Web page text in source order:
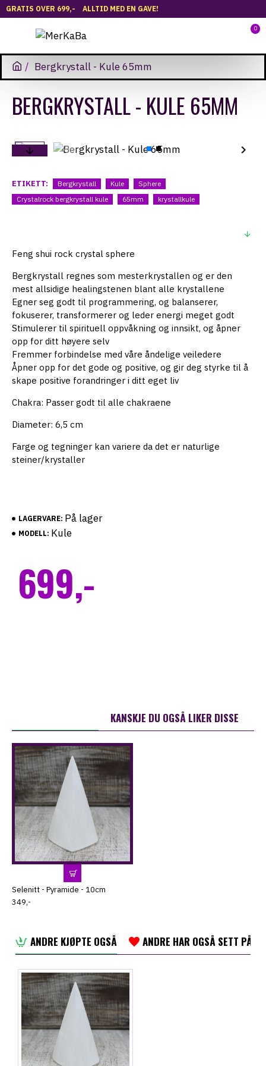
GRATIS OVER 699,- ALLTID MED EN GAVE!
0
Bergkrystall - Kule 65mm
BERGKRYSTALL - KULE 65MM
ETIKETT: Bergkrystall Kule
Sphere
Crystalrock bergkrystall kule
65mm krystallkule
Feng shui rock crystal sphere
Bergkrystall regnes som mesterkrystallen og er den
mest allsidige healingstenen blant alle krystallene
Egner seg godt til programmering, og balanserer,
fokuserer, transformerer og leder energi meget godt
Stimulerer til spirituell oppvåkning og innsikt, og åpner
opp for ditt høyere selv
Fremmer forbindelse med våre åndelige veiledere
Åpner opp for det gode og positive, og gir deg styrke til å
skape positive forandringer i ditt eget liv
Chakra: Passer godt til alle chakraene
Diameter: 6,5 cm
Farge og tegninger kan variere da det er naturlige
steiner/krystaller
LAGERVARE: På lager
MODELL: Kule
699,-
KANSKJE DU OGSÅ LIKER DISSE
Selenitt - Pyramide - 10cm
349,-
ANDRE KJØPTE OGSÅ ANDRE HAR OGSÅ SETT PÅ